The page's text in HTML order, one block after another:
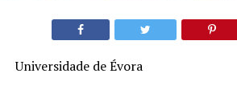
Universidade de Évora